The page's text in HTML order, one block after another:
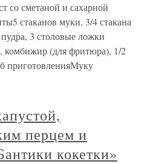
со сметаной и сахарной
стаканов муки, 3/4 стакана
3 столовые ложки
комбижир (для фритюра), 1/2
приготовленияМуку
перцем и
кокетки»